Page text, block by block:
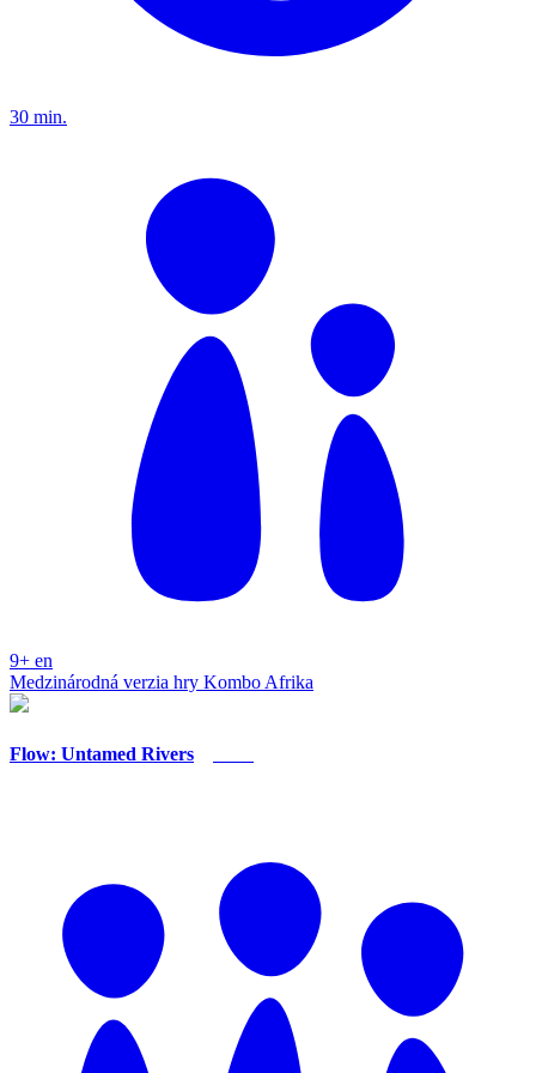
30 min.
9+ en
Medzinárodná verzia hry Kombo Afrika
Flow: Untamed Rivers